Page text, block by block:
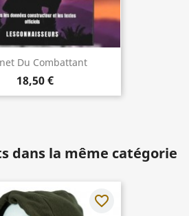
Du Combattant
18,50 €
dans la même catégorie
favorite_border